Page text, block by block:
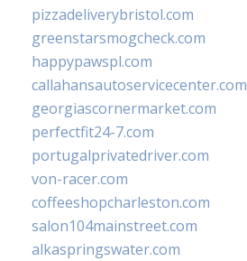
pizzadeliverybristol.com
greenstarsmogcheck.com
happypawspl.com
callahansautoservicecenter.com
georgiascornermarket.com
perfectfit24-7.com
portugalprivatedriver.com
von-racer.com
coffeeshopcharleston.com
salon104mainstreet.com
alkaspringswater.com